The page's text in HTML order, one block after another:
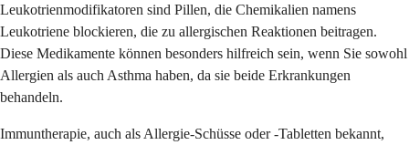
Leukotrienmodifikatoren sind Pillen, die Chemikalien namens
Leukotriene blockieren, die zu allergischen Reaktionen beitragen.
Diese Medikamente können besonders hilfreich sein, wenn Sie sowohl
Allergien als auch Asthma haben, da sie beide Erkrankungen
behandeln.
Immuntherapie, auch als Allergie-Schüsse oder -Tabletten bekannt,